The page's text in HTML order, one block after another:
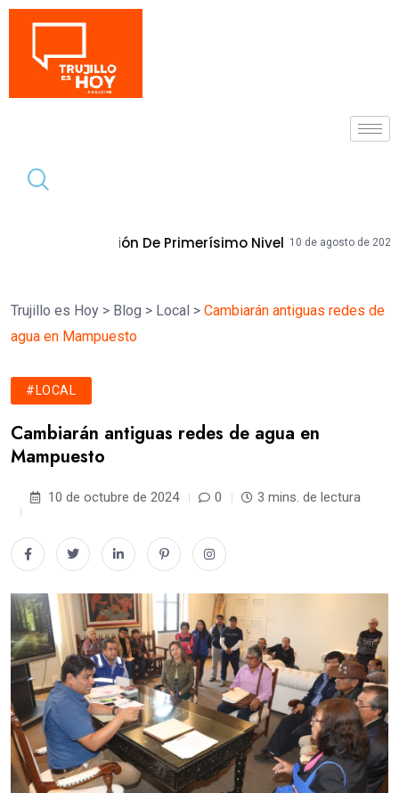
Primerísimo Nivel 10 de agosto de 2026 Becaria
Trujillo es Hoy > Blog > Local > Cambiarán antiguas redes de
agua en Mampuesto
#LOCAL
Cambiarán antiguas redes de agua en
Mampuesto
10 de octubre de 2024 0 3 mins. de lectura